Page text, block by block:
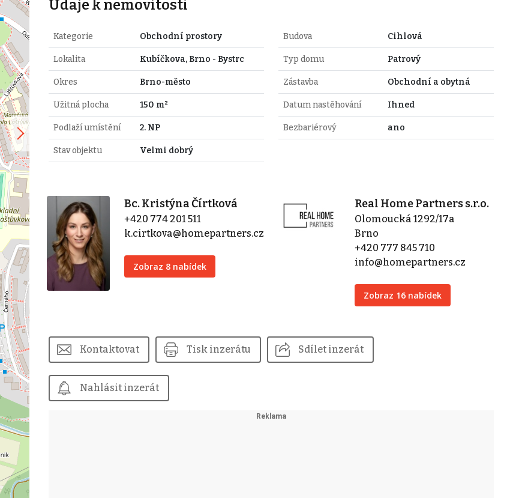
Údaje k nemovitosti
Kategorie Obchodní prostory
Lokalita Kubíčkova, Brno - Bystrc
Okres Brno-město
Užitná plocha 150 m²
Podlaží umístění 2. NP
Stav objektu Velmi dobrý
Budova Cihlová
Typ domu Patrový
Zástavba Obchodní a obytná
Datum nastěhování Ihned
Bezbariérový ano
Bc. Kristýna Čírtková
+420 774 201 511
k.cirtkova@homepartners.cz
Zobraz 8 nabídek
Real Home Partners s.r.o.
Olomoucká 1292/17a
Brno
+420 777 845 710
info@homepartners.cz
Zobraz 16 nabídek
Kontaktovat Tisk inzerátu Sdílet inzerát
Nahlásit inzerát